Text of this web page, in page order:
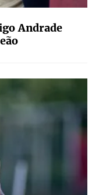
Andrade